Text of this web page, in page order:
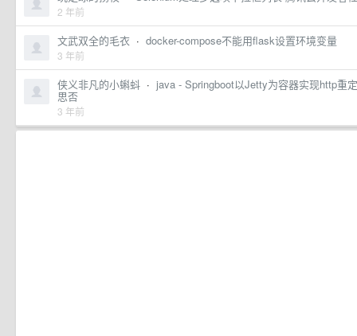
2 年前
文武双全的毛衣 · docker-compose不能用flask设置环境变量
3 年前
侠义非凡的小蝌蚪 · java - Springboot以Jetty为容器实现http重
思否
3 年前